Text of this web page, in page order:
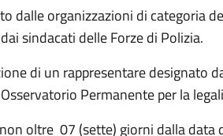
dalleorganizzazioni di categoria
sindacati delleForzedi Polizia.
di un rappresentaredesignato
Permanenteperla
non oltre07 (sette) giorni dalla data